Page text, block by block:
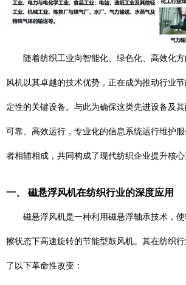
随着纺织工业向智能化、绿色化、高效化
风机以其卓越的技术优势，正在成为推动行业
定性的关键设备。与此为确保这类先进设备及其
可靠、高效运行，专业化的信息系统运行维护
者相辅相成，共同构成了现代纺织企业提升核心
一、 磁悬浮风机在纺织行业的深度应用
磁悬浮风机是一种利用磁悬浮轴承技术，
擦状态下高速旋转的节能型鼓风机。其在纺织
了以下革命性改变：